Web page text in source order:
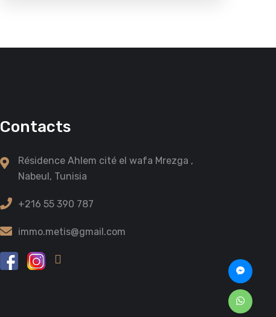
Contacts
Résidence Ahlem cité el wafa Mrezga ,
Nabeul, Tunisia
+216 55 390 787
immo.metis@gmail.com